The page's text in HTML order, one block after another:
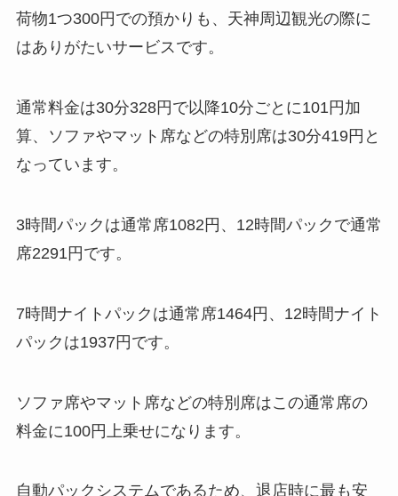
荷物1つ300円での預かりも、天神周辺観光の際に
はありがたいサービスです。
通常料金は30分328円で以降10分ごとに101円加
算、ソファやマット席などの特別席は30分419円と
なっています。
3時間パックは通常席1082円、12時間パックで通常
席2291円です。
7時間ナイトパックは通常席1464円、12時間ナイト
パックは1937円です。
ソファ席やマット席などの特別席はこの通常席の
料金に100円上乗せになります。
自動パックシステムであるため、退店時に最も安